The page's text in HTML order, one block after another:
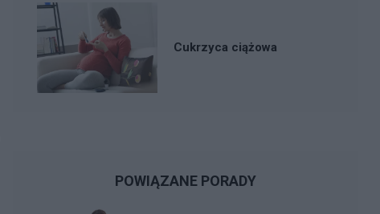
Cukrzyca ciążowa
POWIĄZANE PORADY